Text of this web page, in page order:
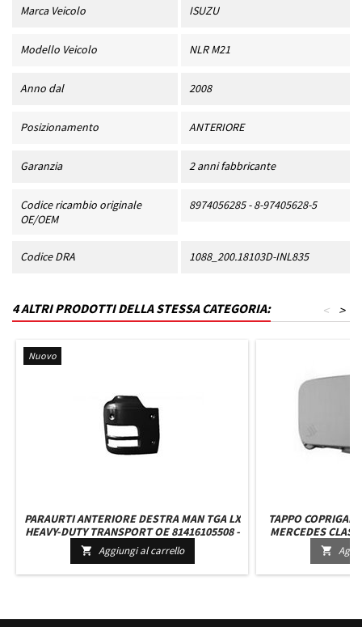
Marca Veicolo ISUZU
Modello Veicolo NLR M21
Anno dal 2008
Posizionamento ANTERIORE
Garanzia 2 anni fabbricante
Codice ricambio originale
OE/OEM
8974056285 - 8-97405628-5
Codice DRA 1088_200.18103D-INL835
4 ALTRI PRODOTTI DELLA STESSA CATEGORIA: >
<
Nuovo
PARAURTI ANTERIORE DESTRA MAN TGA LX
HEAVY-DUTY TRANSPORT OE 81416105508 -
81416105598 - 81416105600
 Aggiungi al carrello
TAPPO
MERCEDES
